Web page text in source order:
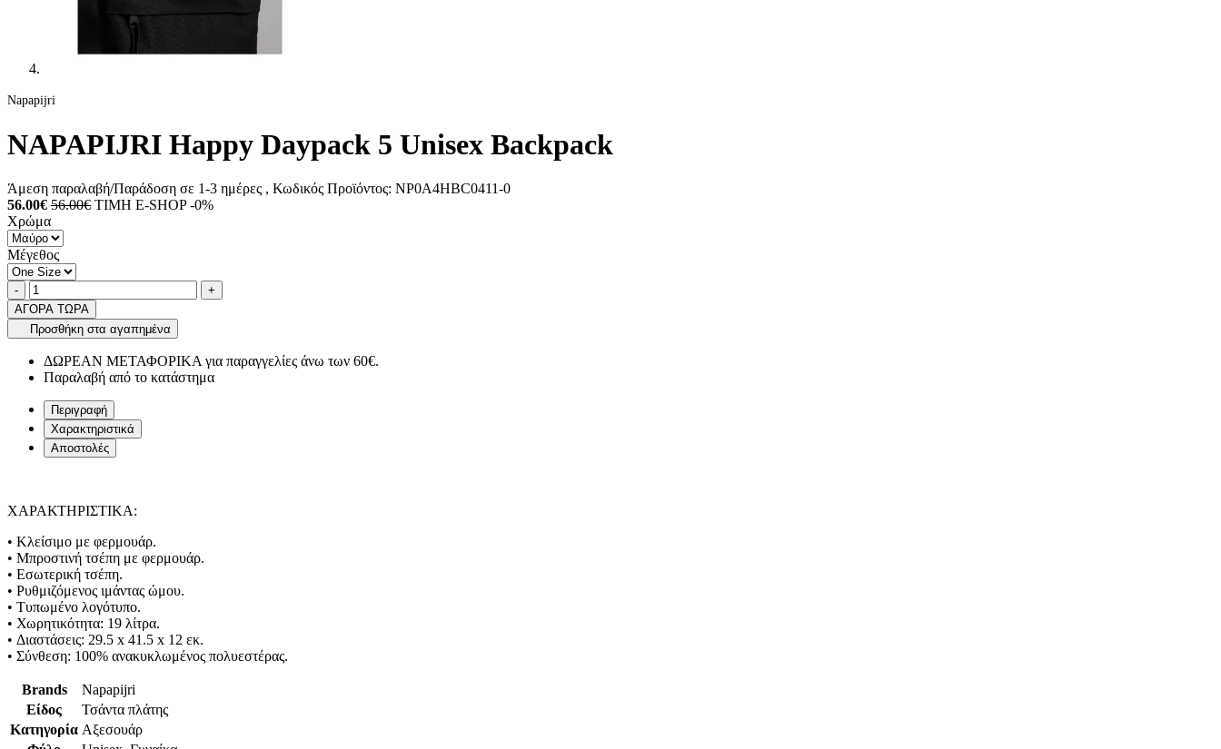
Napapijri
NAPAPIJRI Happy Daypack 5 Unisex Backpack
Άμεση παραλαβή/Παράδοση σε 1-3 ημέρες , Κωδικός Προϊόντος: NP0A4HBC0411-0
56.00€ 56.00€ ΤΙΜΗ E-SHOP -0%
Χρώμα
Μέγεθος
Ποσότητα
-product.increase.quantity +
ΑΓΟΡΑ ΤΩΡΑ
Προσθήκη στα αγαπημένα
ΔΩΡΕΑΝ ΜΕΤΑΦΟΡΙΚΑ για παραγγελίες άνω των 60€.
Παραλαβή από το κατάστημα
Περιγραφή
Χαρακτηριστικά
Αποστολές
ΧΑΡΑΚΤΗΡΙΣΤΙΚΑ:
• Κλείσιμο με φερμουάρ.
• Μπροστινή τσέπη με φερμουάρ.
• Εσωτερική τσέπη.
• Ρυθμιζόμενος ιμάντας ώμου.
• Τυπωμένο λογότυπο.
• Χωρητικότητα: 19 λίτρα.
• Διαστάσεις: 29.5 x 41.5 x 12 εκ.
• Σύνθεση: 100% ανακυκλωμένος πολυεστέρας.
Brands
Napapijri
Είδος
Τσάντα πλάτης
Κατηγορία Αξεσουάρ